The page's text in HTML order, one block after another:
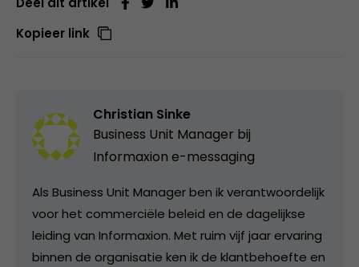
Kopieer link
Christian Sinke
Business Unit Manager bij
Informaxion e-messaging
Als Business Unit Manager ben ik verantwoordelijk
voor het commerciële beleid en de dagelijkse
leiding van Informaxion. Met ruim vijf jaar ervaring
binnen de organisatie ken ik de klantbehoefte en